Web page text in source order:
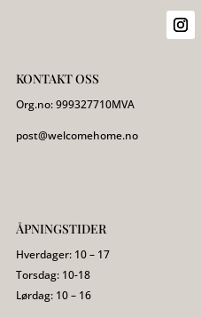
KONTAKT OSS
Org.no:999327710MVA
post@welcomehome.no
ÅPNINGSTIDER
Hverdager: 10 – 17
Torsdag: 10-18
Lørdag: 10 – 16